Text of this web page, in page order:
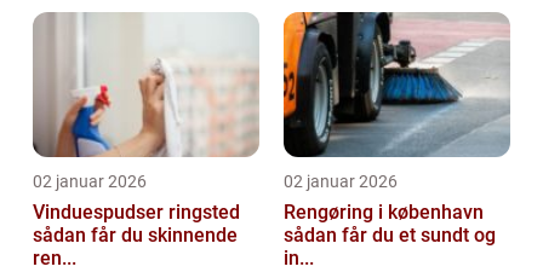
02 januar 2026
Vinduespudser ringsted
sådan får du skinnende
ren...
02 januar 2026
Rengøring i københavn
sådan får du et sundt og
in...